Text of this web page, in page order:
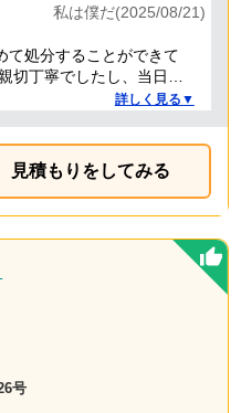
私は僕だ(2025/08/21)
て処分することができて
切丁寧でしたし、当日作
儀正しく気持ちよく対応
詳しく見る▼
見積もりをしてみる
号